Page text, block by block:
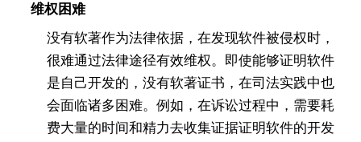
维权困难
没有软著作为法律依据，在发现软件被侵权时，
很难通过法律途径有效维权。即使能够证明软件
是自己开发的，没有软著证书，在司法实践中也
会面临诸多困难。例如，在诉讼过程中，需要耗
费大量的时间和精力去收集证据证明软件的开发